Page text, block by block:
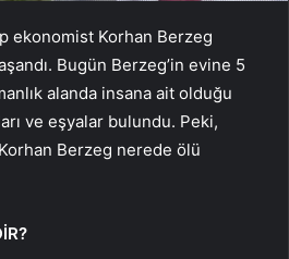
ekonomist Korhan Berzeg
Bugün Berzeg’in evine 5
alanda insana ait olduğu
ve eşyalar bulundu. Peki,
Berzeg nerede ölü